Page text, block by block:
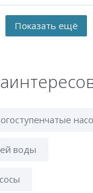
воды